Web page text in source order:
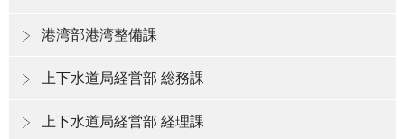
港湾部港湾整備課
上下水道局経営部 総務課
上下水道局経営部 経理課